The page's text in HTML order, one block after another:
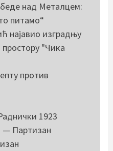
над Металцем:
питамо“
најавио изградњу
"Чика
против
1923
— Партизан